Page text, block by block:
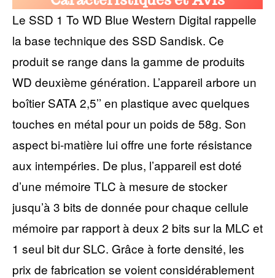
Le SSD 1 To WD Blue Western Digital rappelle
la base technique des SSD Sandisk. Ce
produit se range dans la gamme de produits
WD deuxième génération. L’appareil arbore un
boîtier SATA 2,5’’ en plastique avec quelques
touches en métal pour un poids de 58g. Son
aspect bi-matière lui offre une forte résistance
aux intempéries. De plus, l’appareil est doté
d’une mémoire TLC à mesure de stocker
jusqu’à 3 bits de donnée pour chaque cellule
mémoire par rapport à deux 2 bits sur la MLC et
1 seul bit dur SLC. Grâce à forte densité, les
prix de fabrication se voient considérablement